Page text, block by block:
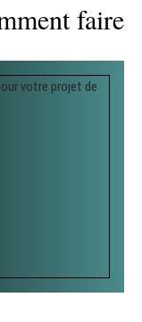
faire